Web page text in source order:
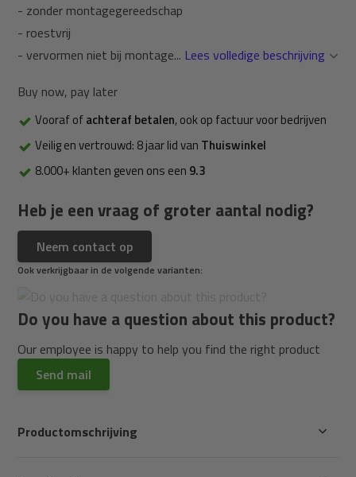
- zonder montagegereedschap
- roestvrij
- vervormen niet bij montage... Lees volledige beschrijving
Buy now, pay later
Vooraf ofachteraf betalen, ook op factuur voor bedrijven
Veilig en vertrouwd: 8 jaar lid van Thuiswinkel
8.000+ klanten geven ons een 9.3
Heb je een vraag of groter aantal nodig?
Neem contact op
Ook verkrijgbaar in de volgende varianten:
Do you have a question about this product?
Our employee is happy to help you find the right product
Send mail
Productomschrijving